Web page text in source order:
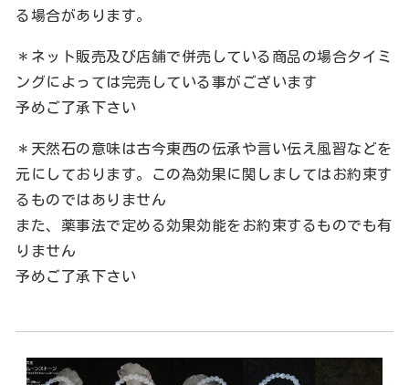
る場合があります。
＊ネット販売及び店舗で併売している商品の場合タイミ
ングによっては完売している事がございます
予めご了承下さい
＊天然石の意味は古今東西の伝承や言い伝え風習などを
元にしております。この為効果に関しましてはお約束す
るものではありません
また、薬事法で定める効果効能をお約束するものでも有
りません
予めご了承下さい